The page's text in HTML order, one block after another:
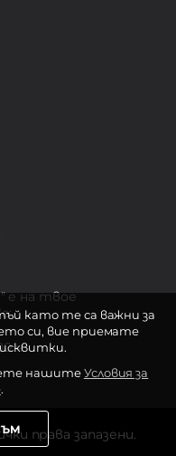
е на твое
ч.
права запазени.
като те са важни за
си, вие приемате
нашитеУсловия за
.